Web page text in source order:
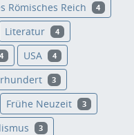
Römisches Reich 4
Literatur 4
4 USA 4
3
Frühe Neuzeit 3
3